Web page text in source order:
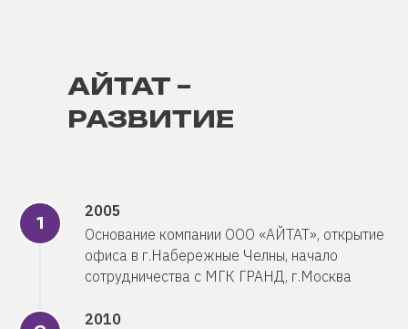
АЙТАТ –
РАЗВИТИЕ
2005
Основание компании ООО «АЙТАТ», открытие
офиса в г.Набережные Челны, начало
сотрудничества с МГК ГРАНД, г.Москва
2010